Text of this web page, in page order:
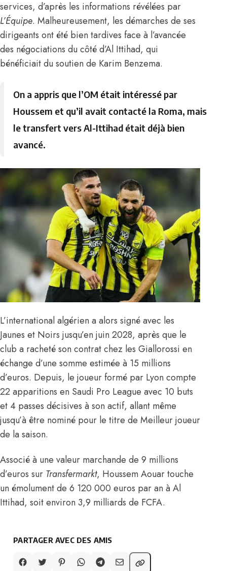
services, d’après les informations révélées par
L’Équipe. Malheureusement, les démarches de ses
dirigeants ont été bien tardives face à l’avancée
des négociations du côté d’Al Ittihad, qui
bénéficiait du soutien de Karim Benzema.
On a appris que l’OM était intéressé par
Houssem et qu’il avait contacté la Roma, mais
le transfert vers Al-Ittihad était déjà bien
avancé.
L’international algérien a alors signé avec les
Jaunes et Noirs jusqu’en juin 2028, après que le
club a racheté son contrat chez les Giallorossi en
échange d’une somme estimée à 15 millions
d’euros. Depuis, le joueur formé par Lyon compte
22 apparitions en Saudi Pro League avec 10 buts
et 4 passes décisives à son actif, allant même
jusqu’à être nominé pour le titre de Meilleur joueur
de la saison.
Associé à une valeur marchande de 9 millions
d’euros sur Transfermarkt, Houssem Aouar touche
un émolument de 6 120 000 euros par an à Al
Ittihad, soit environ 3,9 milliards de FCFA.
PARTAGER AVEC DES AMIS